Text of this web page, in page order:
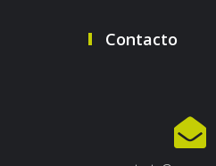
Contacto